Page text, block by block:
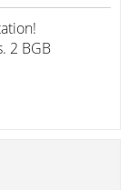
2 BGB